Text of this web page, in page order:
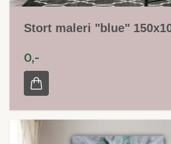
Stort maleri "blue"
0,-